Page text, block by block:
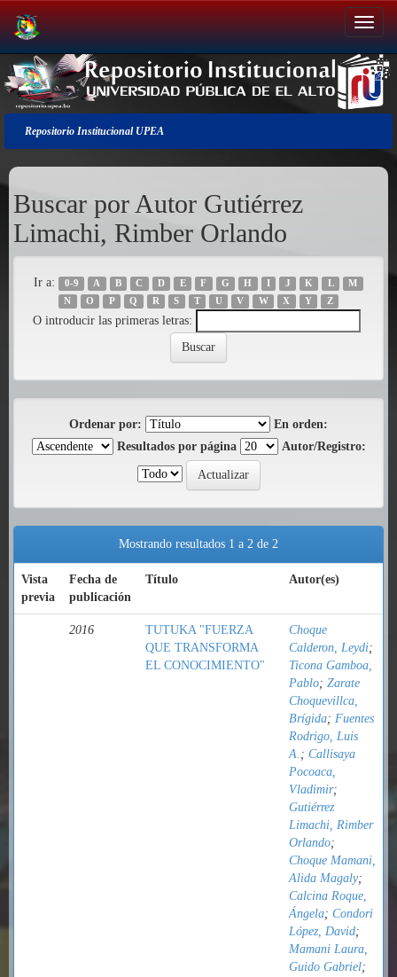
Salir
de
la
navegación
Repositorio Institucional UPEA
Buscar por Autor Gutiérrez
Limachi, Rimber Orlando
Ir a: 0-9 A B C D E F G H I J K L
M
N
O P Q R S T U V W X Y Z
O introducir las primeras letras:
Ordenar por:
En orden:
Resultados por página
Autor/Registro:
Mostrando resultados 1 a 2 de 2
Vista
previa
Fecha de
publicación
Título Autor(es)
2016
TUTUKA "FUERZA
QUE TRANSFORMA
EL CONOCIMIENTO"
Choque
Calderon, Leydi;
Ticona Gamboa,
Pablo; Zarate
Choquevillca,
Brígida; Fuentes
Rodrigo, Luis
A. ; Callisaya
Pocoaca,
Vladimir;
Gutiérrez
Limachi, Rimber
Orlando;
Choque Mamani,
Alida Magaly;
Calcina Roque,
Ángela; Condori
López, David;
Mamani Laura,
Guido Gabriel;